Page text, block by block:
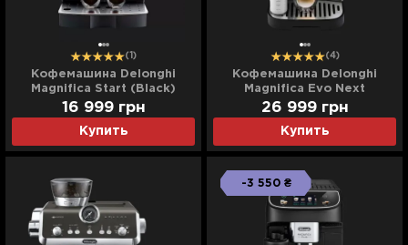
(1)
Кофемашина Delonghi
Magnifica Start (Black)
Купить
16 999 грн
(4)
Кофемашина Delonghi
Magnifica Evo Next
(Silver/Black)
Купить
26 999 грн
-3 550 ₴